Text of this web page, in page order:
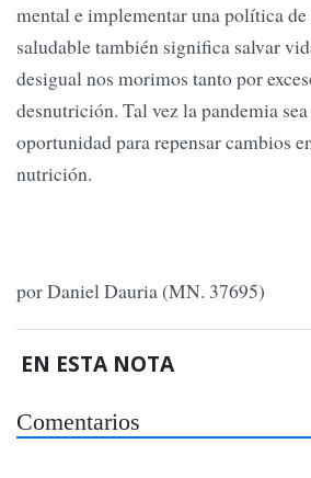
mental e implementar una política
saludable también significa salvar
desigual nos morimos tanto por
desnutrición. Tal vez la pandemia
oportunidad para repensar cambios
nutrición.
por Daniel Dauria (MN. 37695)
EN ESTA NOTA
Comentarios